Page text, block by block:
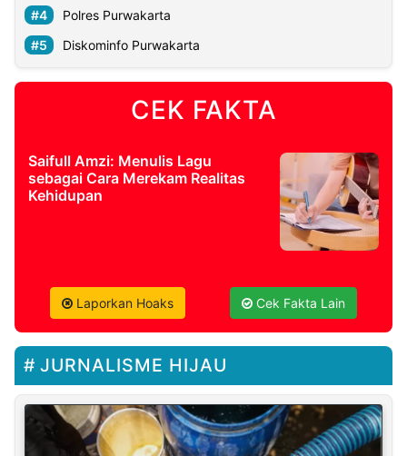
Polres Purwakarta
Diskominfo Purwakarta
CEK FAKTA
Saifull Amzi: Menulis Lagu
sebagai Cara Merekam Realitas
Kehidupan
Laporkan Hoaks Cek Fakta Lain
JURNALISME HIJAU